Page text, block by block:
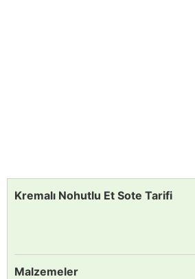
Kremalı Nohutlu Et Sote Tarifi
Malzemeler